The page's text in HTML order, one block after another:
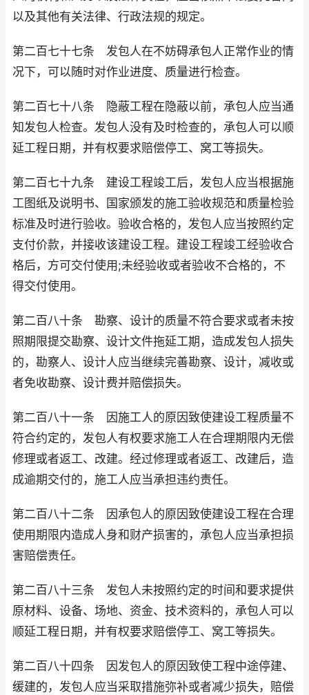
以及其他有关法律、行政法规的规定。
第二百七十七条 发包人在不妨碍承包人正常作业的情
况下，可以随时对作业进度、质量进行检查。
第二百七十八条 隐蔽工程在隐蔽以前，承包人应当通
知发包人检查。发包人没有及时检查的，承包人可以顺
延工程日期，并有权要求赔偿停工、窝工等损失。
第二百七十九条 建设工程竣工后，发包人应当根据施
工图纸及说明书、国家颁发的施工验收规范和质量检验
标准及时进行验收。验收合格的，发包人应当按照约定
支付价款，并接收该建设工程。建设工程竣工经验收合
格后，方可交付使用;未经验收或者验收不合格的，不
得交付使用。
第二百八十条 勘察、设计的质量不符合要求或者未按
照期限提交勘察、设计文件拖延工期，造成发包人损失
的，勘察人、设计人应当继续完善勘察、设计，减收或
者免收勘察、设计费并赔偿损失。
第二百八十一条 因施工人的原因致使建设工程质量不
符合约定的，发包人有权要求施工人在合理期限内无偿
修理或者返工、改建。经过修理或者返工、改建后，造
成逾期交付的，施工人应当承担违约责任。
第二百八十二条 因承包人的原因致使建设工程在合理
使用期限内造成人身和财产损害的，承包人应当承担损
害赔偿责任。
第二百八十三条 发包人未按照约定的时间和要求提供
原材料、设备、场地、资金、技术资料的，承包人可以
顺延工程日期，并有权要求赔偿停工、窝工等损失。
第二百八十四条 因发包人的原因致使工程中途停建、
缓建的，发包人应当采取措施弥补或者减少损失，赔偿